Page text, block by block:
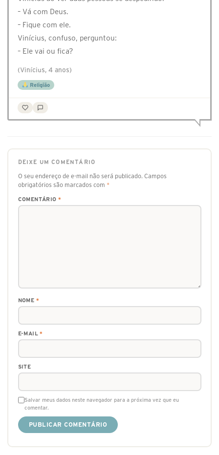
– Vá com Deus.
– Fique com ele.
Vinícius, confuso, perguntou:
– Ele vai ou fica?
(Vinícius, 4 anos)
Religião
DEIXE UM COMENTÁRIO
O seu endereço de e-mail não será publicado. Campos
obrigatórios são marcados com *
COMENTÁRIO *
NOME *
E-MAIL*
SITE
Salvar meus dados neste navegador para a próxima vez que eu
comentar.